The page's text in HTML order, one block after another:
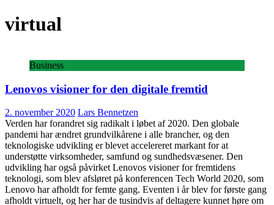
virtual
Business
Lenovos visioner for den digitale fremtid
2. november 2020 Lars Bennetzen
Verden har forandret sig radikalt i løbet af 2020. Den globale
pandemi har ændret grundvilkårene i alle brancher, og den
teknologiske udvikling er blevet accelereret markant for at
understøtte virksomheder, samfund og sundhedsvæsener. Den
udvikling har også påvirket Lenovos visioner for fremtidens
teknologi, som blev afsløret på konferencen Tech World 2020, som
Lenovo har afholdt for femte gang. Eventen i år blev for første gang
afholdt virtuelt, og her har de tusindvis af deltagere kunnet høre om